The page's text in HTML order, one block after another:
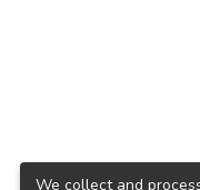
We collect and